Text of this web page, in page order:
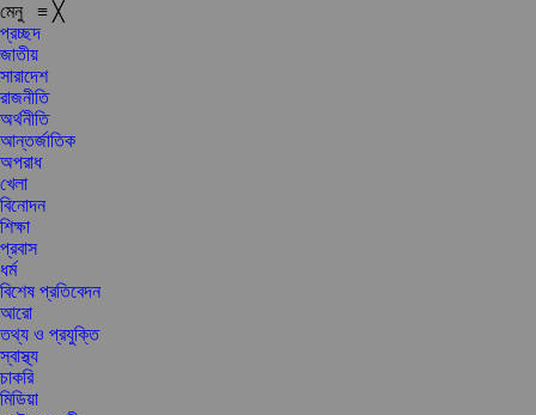
মেনু ≡ ╳
প্রচ্ছদ
জাতীয়
সারাদেশ
রাজনীতি
অর্থনীতি
আন্তর্জাতিক
অপরাধ
খেলা
বিনোদন
শিক্ষা
প্রবাস
ধর্ম
বিশেষ প্রতিবেদন
আরো
তথ্য ও প্রযুক্তি
স্বাস্থ্য
চাকরি
মিডিয়া